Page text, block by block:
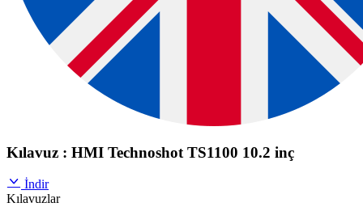
Kılavuz : HMI Technoshot TS1100 10.2 inç
İndir
Kılavuzlar